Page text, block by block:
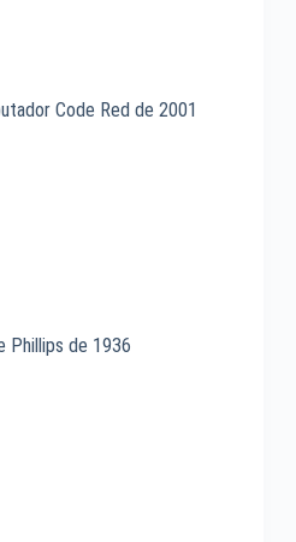
Code Red de 2001
Phillips de 1936